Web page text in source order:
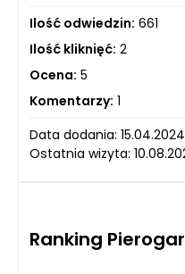
Ilość odwiedzin: 661
Ilość kliknięć: 2
Ocena: 5
Komentarzy: 1
Data dodania: 15.04.2024
Ostatnia wizyta:
Ranking